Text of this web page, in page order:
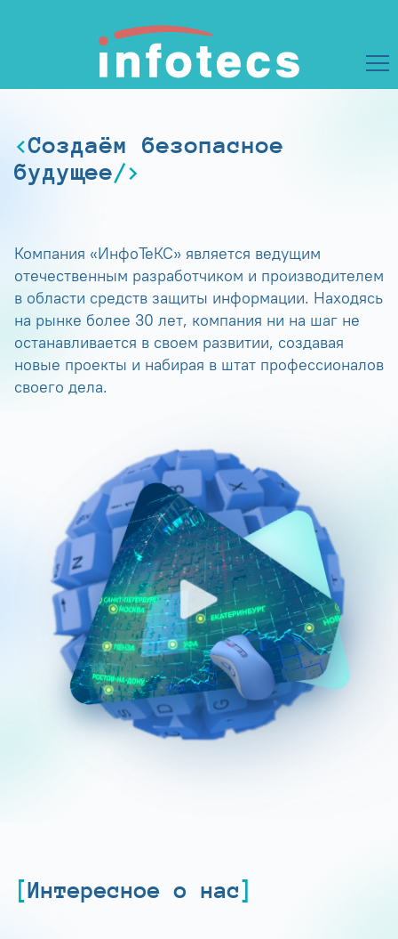
Создаём безопасное
будущее
Компания «ИнфоТеКС» является ведущим
отечественным разработчиком и производителем
в области средств защиты информации. Находясь
на рынке более 30 лет, компания ни на шаг не
останавливается в своем развитии, создавая
новые проекты и набирая в штат профессионалов
своего дела.
Интересное о нас